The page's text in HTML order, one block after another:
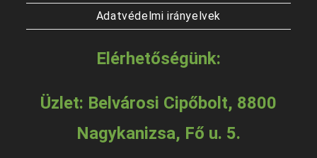
Adatvédelmi irányelvek
Elérhetőségünk:
Üzlet: Belvárosi Cipőbolt, 8800
Nagykanizsa, Fő u. 5.